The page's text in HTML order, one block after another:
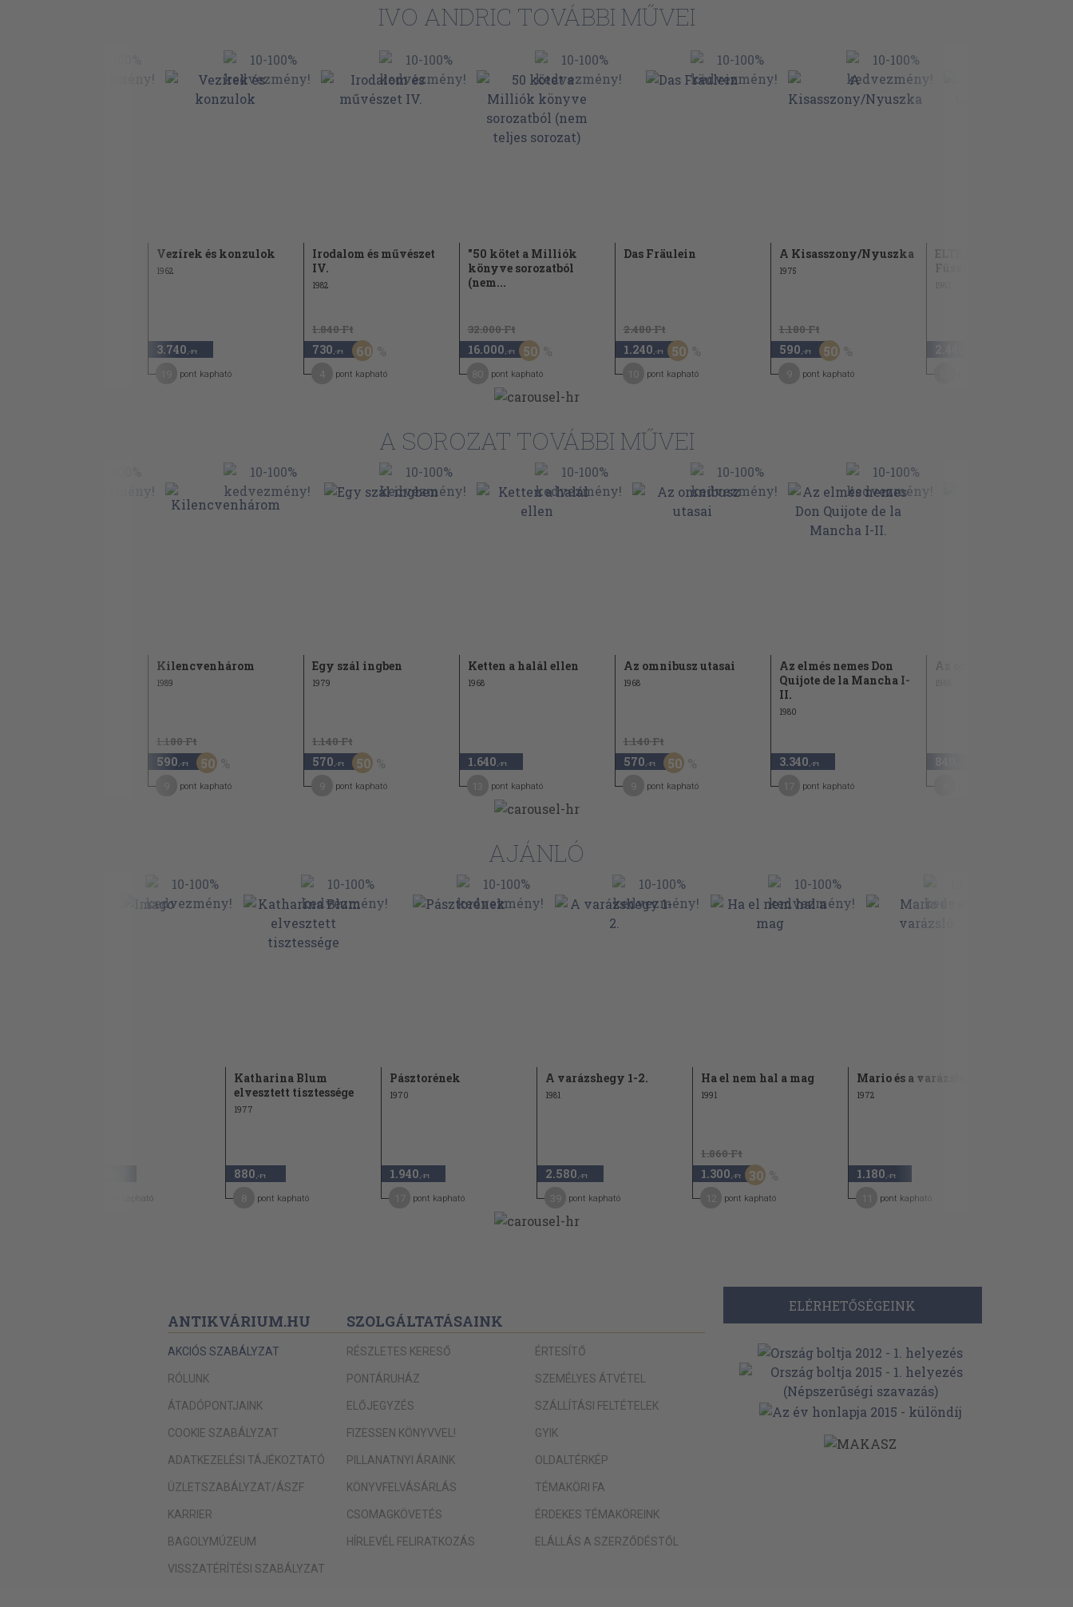
IVO ANDRIC TOVÁBBI MŰVEI
Vezírek és konzulok
1962
3.740 ,-Ft
pont kapható
Irodalom és művészet
IV.
1982
1.840 Ft
730 ,-Ft 60
pont kapható
"50 kötet a Milliók
könyve sorozatból
(nem...
32.000 Ft
16.000 ,-Ft 50
pont kapható
Das Fräulein
2.480 Ft
1.240 ,-Ft 50
pont kapható
A Kisasszony/Nyuszka
1975
1.180 Ft
590 ,-Ft 50
pont kapható
ELTE Kőrösi Csoma
Füzetek 1981-82
A SOROZAT TOVÁBBI MŰVEI
Kilencvenhárom
1989
1.180 Ft
590 ,-Ft 50
pont kapható
Egy szál ingben
1979
1.140 Ft
570 ,-Ft 50
pont kapható
Ketten a halál ellen
1968
1.640 ,-Ft
pont kapható
Az omnibusz utasai
1968
1.140 Ft
570 ,-Ft 50
pont kapható
Az elmés nemes Don
Quijote de la Mancha I-
II.
1980
3.340 ,-Ft
pont kapható
Az omnibusz utasai
AJÁNLÓ
pont kapható
Katharina Blum
elvesztett tisztessége
1977
880 ,-Ft
pont kapható
Pásztorének
1970
1.940 ,-Ft
pont kapható
A varázshegy 1-2.
1981
2.580 ,-Ft
pont kapható
Ha el nem hal a mag
1991
1.860 Ft
1.300 ,-Ft 30
pont kapható
Mario és a varázsló
1972
1.180 ,-Ft
pont kapható
ANTIKVÁRIUM.HU
AKCIÓS SZABÁLYZAT
RÓLUNK
ÁTADÓPONTJAINK
COOKIE SZABÁLYZAT
ADATKEZELÉSI TÁJÉKOZTATÓ
ÜZLETSZABÁLYZAT/ÁSZF
KARRIER
BAGOLYMÚZEUM
VISSZATÉRÍTÉSI SZABÁLYZAT
SZOLGÁLTATÁSAINK
RÉSZLETES KERESŐ
PONTÁRUHÁZ
ELŐJEGYZÉS
FIZESSEN KÖNYVVEL!
PILLANATNYI ÁRAINK
KÖNYVFELVÁSÁRLÁS
CSOMAGKÖVETÉS
HÍRLEVÉL FELIRATKOZÁS
ÉRTESÍTŐ
SZEMÉLYES ÁTVÉTEL
SZÁLLÍTÁSI FELTÉTELEK
GYIK
OLDALTÉRKÉP
TÉMAKÖRI FA
ÉRDEKES TÉMAKÖREINK
ELÁLLÁS A SZERZŐDÉSTŐL
ELÉRHETŐSÉGEINK